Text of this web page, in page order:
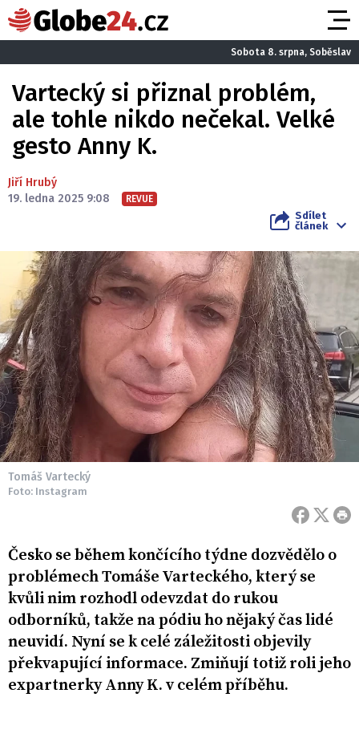
Sobota 8. srpna, Soběslav
Vartecký si přiznal problém,
ale tohle nikdo nečekal. Velké
gesto Anny K.
Jiří Hrubý
19. ledna 2025 9:08
REVUE
Sdílet
článek
Tomáš Vartecký
Foto: Instagram
Česko se během končícího týdne dozvědělo o
problémech Tomáše Varteckého, který se
kvůli nim rozhodl odevzdat do rukou
odborníků, takže na pódiu ho nějaký čas lidé
neuvidí. Nyní se k celé záležitosti objevily
překvapující informace. Zmiňují totiž roli jeho
expartnerky Anny K. v celém příběhu.